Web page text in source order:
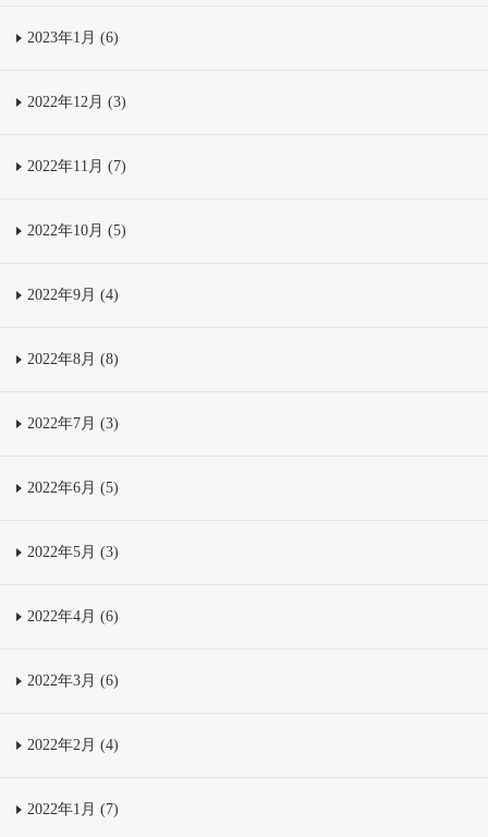
2023年1月 (6)
2022年12月 (3)
2022年11月 (7)
2022年10月 (5)
2022年9月 (4)
2022年8月 (8)
2022年7月 (3)
2022年6月 (5)
2022年5月 (3)
2022年4月 (6)
2022年3月 (6)
2022年2月 (4)
2022年1月 (7)